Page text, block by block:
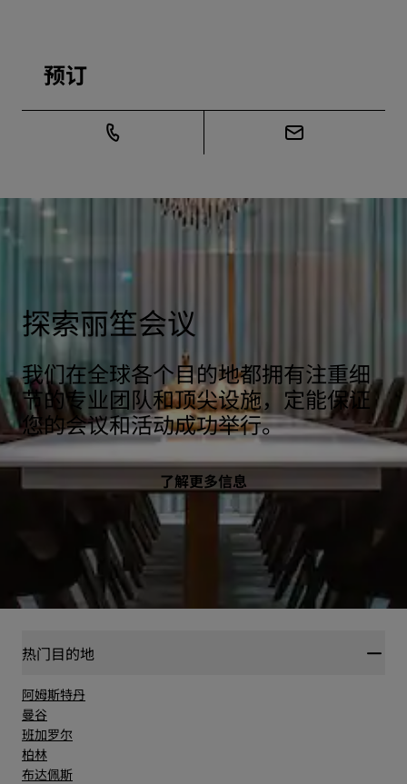
预订
探索丽笙会议
我们在全球各个目的地都拥有注重细
节的专业团队和顶尖设施，定能保证
您的会议和活动成功举行。
了解更多信息
热门目的地
阿姆斯特丹
曼谷
班加罗尔
柏林
布达佩斯